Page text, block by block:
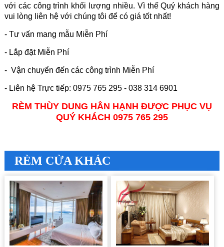
với các công trình khối lượng nhiều. Vì thế Quý khách hàng
vui lòng liên hệ với chúng tôi để có giá tốt nhất!
- Tư vấn mang mẫu Miễn Phí
- Lắp đặt Miễn Phí
- Vận chuyển đến các công trình Miễn Phí
- Liên hệ Trực tiếp: 0975 765 295 - 038 314 6901
RÈM THÙY DUNG HÂN HẠNH ĐƯỢC PHỤC VỤ
QUÝ KHÁCH 0975 765 295
RÈM CỬA KHÁC